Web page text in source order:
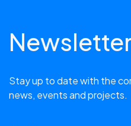
Stay up to date with the
news, events and projects.